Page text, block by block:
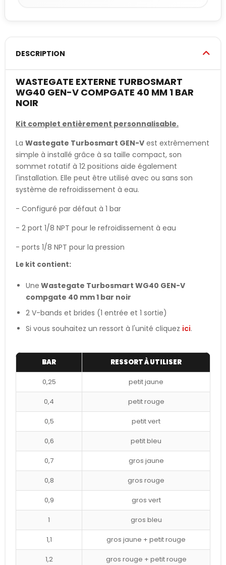
DESCRIPTION
WASTEGATE EXTERNE TURBOSMART
WG40 GEN-V COMPGATE 40 MM 1 BAR
NOIR
Kit complet entièrement personnalisable.
La Wastegate Turbosmart GEN-V est extrêmement
simple à installé grâce à sa taille compact, son
sommet rotatif à 12 positions aide également
l'installation. Elle peut être utilisé avec ou sans son
système de refroidissement à eau.
- Configuré par défaut à 1 bar
- 2 port 1/8 NPT pour le refroidissement à eau
- ports 1/8 NPT pour la pression
Le kit contient:
Une Wastegate Turbosmart WG40 GEN-V
compgate 40 mm 1 bar noir
2 V-bands et brides (1 entrée et 1 sortie)
Si vous souhaitez un ressort à l'unité cliquez ici.
BAR RESSORT À UTILISER
0,25 petit jaune
0,4 petit rouge
0,5 petit vert
0,6 petit bleu
0,7 gros jaune
0,8 gros rouge
0,9 gros vert
1 gros bleu
1,1 gros jaune + petit rouge
1,2 gros rouge + petit rouge